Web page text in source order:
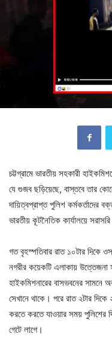
চট্টগ্রামে ভারতীয় সহকারী
যে গুজব ছড়িয়েছে, বাস্তবে তার
দায়িত্বপ্রাপ্তপুলিশ কর্মকর্তাদের
ভারতীয় কূটনৈতিক কার্যালয়ে
গত বৃহস্পতিবার রাত ১০টার দিকে
নগরীর কয়েকটি এলাকায়
হাইকমিশনারের বাসভবনের সামনে
সেখানে থাকে। পরে রাত ২টার
করতে করতে যাওয়ার সময় পুলিশের
গেটে লাগে।